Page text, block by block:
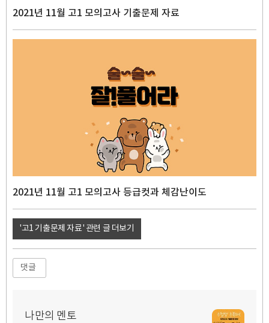
2021년 11월 고1 모의고사 기출문제 자료
2021년 11월 고1 모의고사 등급컷과 체감난이도
'고1 기출문제 자료' 관련 글 더보기
댓글
나만의 멘토